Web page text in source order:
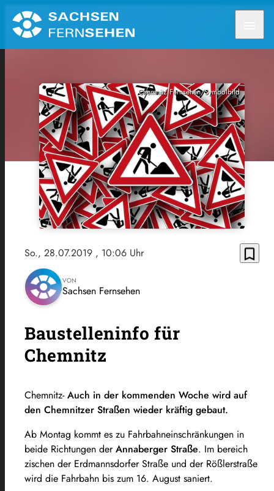
Chemnitz Fernsehen/Symbolbild
So., 28.07.2019 , 10:06 Uhr bookmark_border
VON
Sachsen Fernsehen
Baustelleninfo für
Chemnitz
Chemnitz-Auch in der kommenden Woche wird auf
den Chemnitzer Straßen wieder kräftig gebaut.
Ab Montag kommt es zu Fahrbahneinschränkungen in
beide Richtungen derAnnaberger Straße. Im bereich
zischen der Erdmannsdorfer Straße und der Rößlerstraße
wird die Fahrbahn bis zum 16. August saniert.